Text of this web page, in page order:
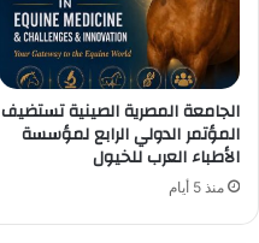
الجامعة المصرية الصينية تستضيف
المؤتمر الدولي الرابع لمؤسسة
الأطباء العرب للخيول
منذ 5 أيام